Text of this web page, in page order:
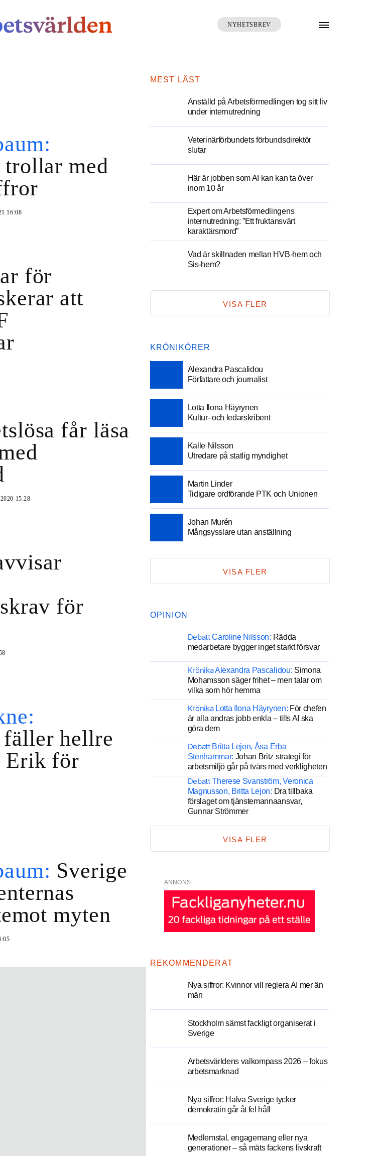
NYHETSBREV
trollar med
16:08
för
att
får läsa
15:28
för
fäller hellre
Erik för
Sverige
myten
MEST LÄST
Anställd på Arbetsförmedlingen tog sitt liv
under internutredning
Veterinärförbundets förbundsdirektör
slutar
Här är jobben som AI kan kan ta över
inom 10 år
Expert om Arbetsförmedlingens
internutredning: ”Ett fruktansvärt
karaktärsmord”
Vad är skillnaden mellan HVB-hem och
Sis-hem?
VISA FLER
KRÖNIKÖRER
Alexandra Pascalidou
Författare och journalist
Lotta Ilona Häyrynen
Kultur- och ledarskribent
Kalle Nilsson
Utredare på statlig myndighet
Martin Linder
Tidigare ordförande PTK och Unionen
Johan Murén
Mångsysslare utan anställning
VISA FLER
OPINION
Debatt Caroline Nilsson: Rädda
medarbetare bygger inget starkt försvar
KrönikaAlexandra Pascalidou: Simona
Mohamsson säger frihet – men talar om
vilka som hör hemma
Krönika Lotta Ilona Häyrynen: För chefen
är alla andras jobb enkla – tills AI ska
göra dem
Debatt Britta Lejon, Åsa Erba
Stenhammar: Johan Britz strategi för
arbetsmiljö går på tvärs med verkligheten
Debatt Therese Svanström, Veronica
Magnusson, Britta Lejon: Dra tillbaka
förslaget om tjänstemannaansvar,
Gunnar Strömmer
VISA FLER
ANNONS
REKOMMENDERAT
Nya siffror: Kvinnor vill reglera AI mer än
män
Stockholm sämst fackligt organiserat i
Sverige
Arbetsvärldens valkompass 2026 – fokus
arbetsmarknad
Nya siffror: Halva Sverige tycker
demokratin går åt fel håll
Medlemstal, engagemang eller nya
generationer – så mäts fackens livskraft